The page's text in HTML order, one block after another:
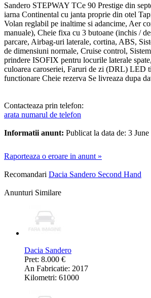
Sandero STEPWAY TCe 90 Prestige din
iarna Continental cu janta proprie din otel
Volan reglabil pe inaltime si adancime, Aer
manuale), Cheie fixa cu 3 butoane (inchis /
parcare, Airbag-uri laterale, cortina, ABS,
de dimensiuni normale, Cruise control,
prindere ISOFIX pentru locurile laterale
culoarea caroseriei, Faruri de zi (DRL) LED
functionare Cheie rezerva Se livreaza dupa
Contacteaza prin telefon:
arata numarul de telefon
Informatii anunt: Publicat la data de: 3
Raporteaza o eroare in anunt »
Recomandari Dacia Sandero Second Hand
Anunturi Similare
Dacia Sandero
Pret: 8.000 €
An Fabricatie: 2017
Kilometri: 61000